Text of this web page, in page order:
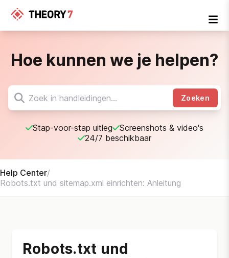
Hoe kunnen we je helpen?
Zoeken
Stap-voor-stap uitleg
Screenshots & video's
24/7 beschikbaar
Help Center/
Robots.txt und sitemap.xml einrichten: Anleitung
Robots.txt und